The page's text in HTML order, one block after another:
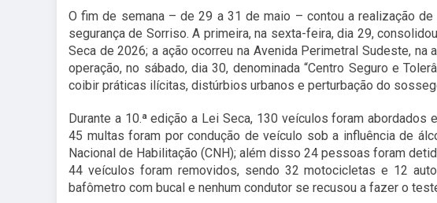
O fim de semana – de 29 a 31 de maio – contou a realização
segurança de Sorriso. A primeira, na sexta-feira, dia 29,
Seca de 2026; a ação ocorreu na Avenida Perimetral Sudeste, na
operação, no sábado, dia 30, denominada “Centro Seguro e
coibir práticas ilícitas, distúrbios urbanos e perturbação do
Durante a 10.ª edição a Lei Seca, 130 veículos foram
45 multas foram por condução de veículo sob a influência de
Nacional de Habilitação (CNH); além disso 24 pessoas foram
44 veículos foram removidos, sendo 32 motocicletas e 12
bafômetro com bucal e nenhum condutor se recusou a fazer o